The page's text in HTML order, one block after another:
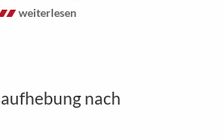
weiterlesen
nach